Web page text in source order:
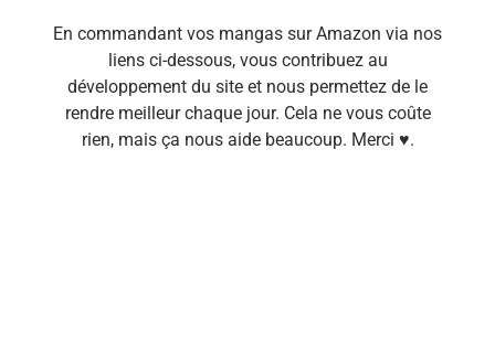
En commandant vos mangas sur Amazon via nos
liens ci-dessous, vous contribuez au
développement du site et nous permettez de le
rendre meilleur chaque jour. Cela ne vous coûte
rien, mais ça nous aide beaucoup. Merci ♥.